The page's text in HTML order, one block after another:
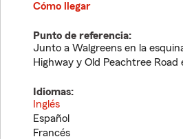
Cómo llegar
Punto de referencia:
Junto a Walgreens en la
Highway y Old Peachtree Road
Idiomas:
Inglés
Español
Francés